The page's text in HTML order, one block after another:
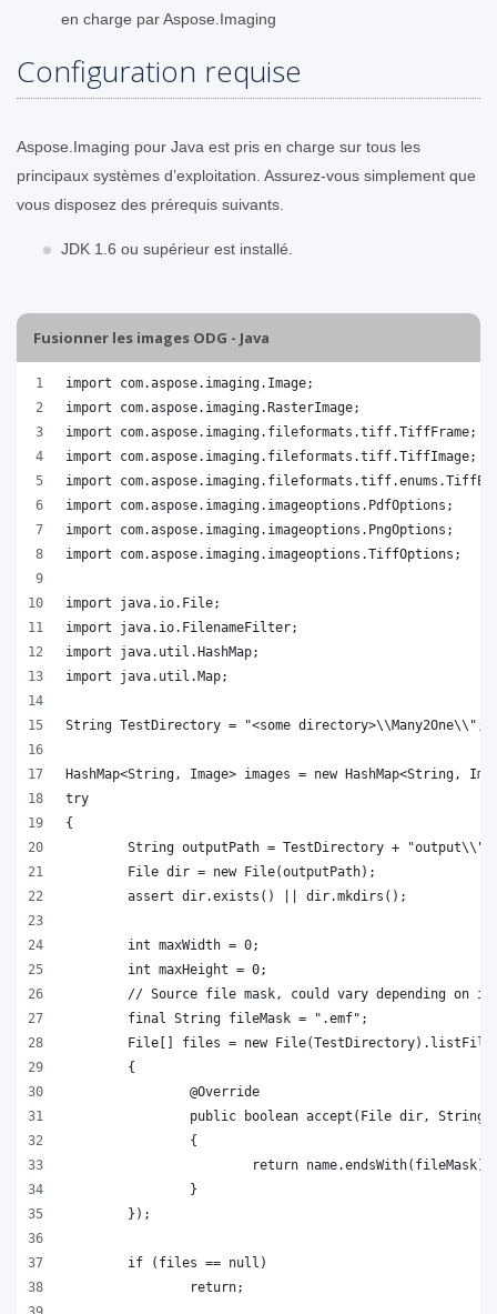
en charge par Aspose.Imaging
Configuration requise
Aspose.Imaging pour Java est pris en charge sur tous les
principaux systèmes d’exploitation. Assurez-vous simplement que
vous disposez des prérequis suivants.
JDK 1.6 ou supérieur est installé.
Fusionner les images ODG - Java